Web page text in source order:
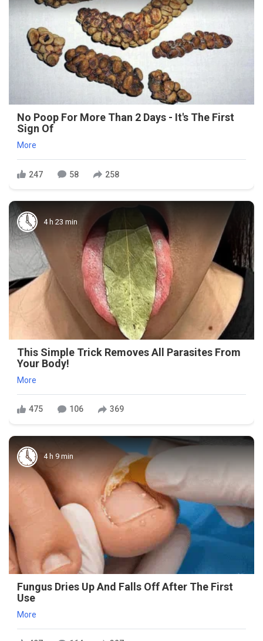
No Poop For More Than 2 Days - It's The First
Sign Of
More
247 58 258
4 h 23 min
This Simple Trick Removes All Parasites From
Your Body!
More
475 106 369
4 h 9 min
Fungus Dries Up And Falls Off After The First
Use
More